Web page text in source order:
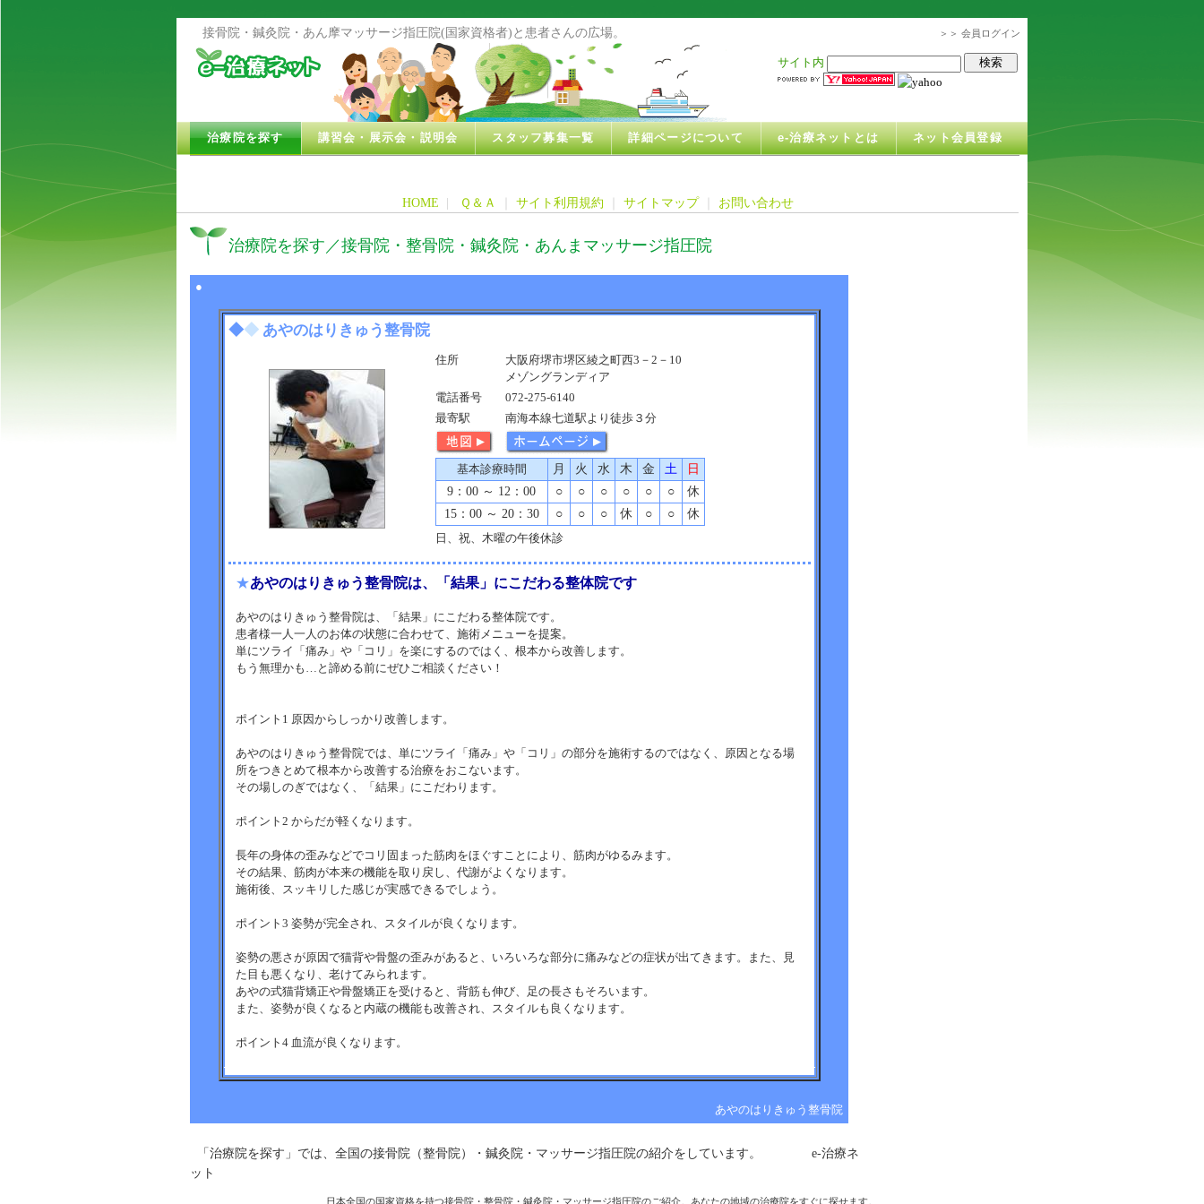
接骨院・鍼灸院・あん摩マッサージ指圧院(国家資格者)と患者さんの広場。 ＞＞ 会員ログイン
サイト内
治療院を探す 講習会・展示会・説明会 スタッフ募集一覧 詳細ページについて e-治療ネットとは ネット会員登録
HOME | Ｑ＆Ａ サイト利用規約 サイトマップ｜ お問い合わせ
治療院を探す／接骨院・整骨院・鍼灸院・あんまマッサージ指圧院
●
◆◆あやのはりきゅう整骨院
住所
大阪府堺市堺区綾之町西3－2－10
メゾングランディア
電話番号
072-275-6140
最寄駅
南海本線七道駅より徒歩３分
基本診療時間 月 火 水 木 金 土
日
9：00 ～ 12：00
○ ○ ○ ○ ○ ○
休
15：00 ～ 20：30
○ ○ ○ 休 ○ ○
休
日、祝、木曜の午後休診
★あやのはりきゅう整骨院は、「結果」にこだわる整体院です
あやのはりきゅう整骨院は、「結果」にこだわる整体院です。
患者様一人一人のお体の状態に合わせて、施術メニューを提案。
単にツライ「痛み」や「コリ」を楽にするのではく、根本から改善します。
もう無理かも…と諦める前にぜひご相談ください！
ポイント1 原因からしっかり改善します。
あやのはりきゅう整骨院では、単にツライ「痛み」や「コリ」の部分を施術するのではなく、原因となる場
所をつきとめて根本から改善する治療をおこないます。
その場しのぎではなく、「結果」にこだわります。
ポイント2 からだが軽くなります。
長年の身体の歪みなどでコリ固まった筋肉をほぐすことにより、筋肉がゆるみます。
その結果、筋肉が本来の機能を取り戻し、代謝がよくなります。
施術後、スッキリした感じが実感できるでしょう。
ポイント3 姿勢が完全され、スタイルが良くなります。
姿勢の悪さが原因で猫背や骨盤の歪みがあると、いろいろな部分に痛みなどの症状が出てきます。また、見
た目も悪くなり、老けてみられます。
あやの式猫背矯正や骨盤矯正を受けると、背筋も伸び、足の長さもそろいます。
また、姿勢が良くなると内蔵の機能も改善され、スタイルも良くなります。
ポイント4 血流が良くなります。
筋肉のコリをほぐし、身体のゆがみを整えることで、うっ血していた血液やリンパの流れが改善され、肩こ
ポイント5 リラックス効果があります。
あやのはりきゅう整骨院では、マッサージや干渉波、トムソンベッドなどを併用して身体をリラックスさ
あやのはりきゅう整骨院
「治療院を探す」では、全国の接骨院（整骨院）・鍼灸院・マッサージ指圧院の紹介をしています。 e-治療ネ
ット
日本全国の国家資格を持つ接骨院・整骨院・鍼灸院・マッサージ指圧院のご紹介。あなたの地域の治療院をすぐに探せます。